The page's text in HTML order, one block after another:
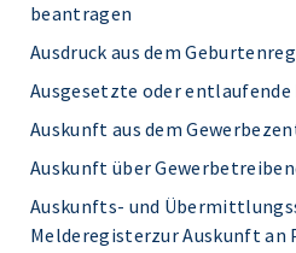
beantragen
Ausdruck aus dem
Ausgesetzte oder
Auskunft aus dem
Auskunft über
Auskunfts- und
Melderegisterzur Auskunft an